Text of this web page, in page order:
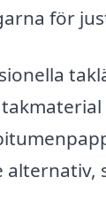
för